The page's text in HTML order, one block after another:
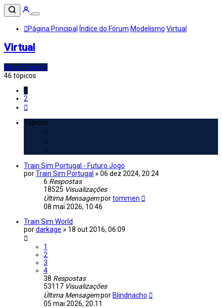
Página Principal Índice do Fórum Modelismo Virtual
Virtual
Novo Tópico
46 tópicos
1
2
Tópicos
Train Sim Portugal - Futuro Jogo
porTrain Sim Portugal » 06 dez 2024, 20:24
6 Respostas
18525 Visualizações
Última Mensagemportommen
08 mai 2026, 10:46
Train Sim World
pordarkage » 18 out 2016, 06:09
1
2
3
4
38 Respostas
53117 Visualizações
Última Mensagempor Blindnacho
05 mai 2026, 20:11